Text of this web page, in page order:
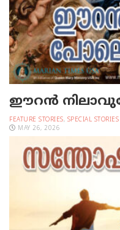
ഈറന്‍
FEATURE STORIES, SPECIAL STORIES
MAY 26, 2026